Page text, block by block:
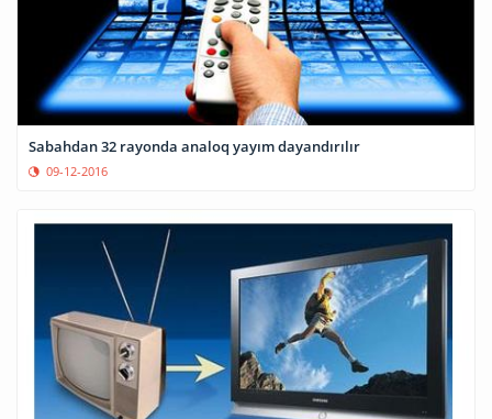
Sabahdan 32 rayonda analoq yayım dayandırılır
09-12-2016